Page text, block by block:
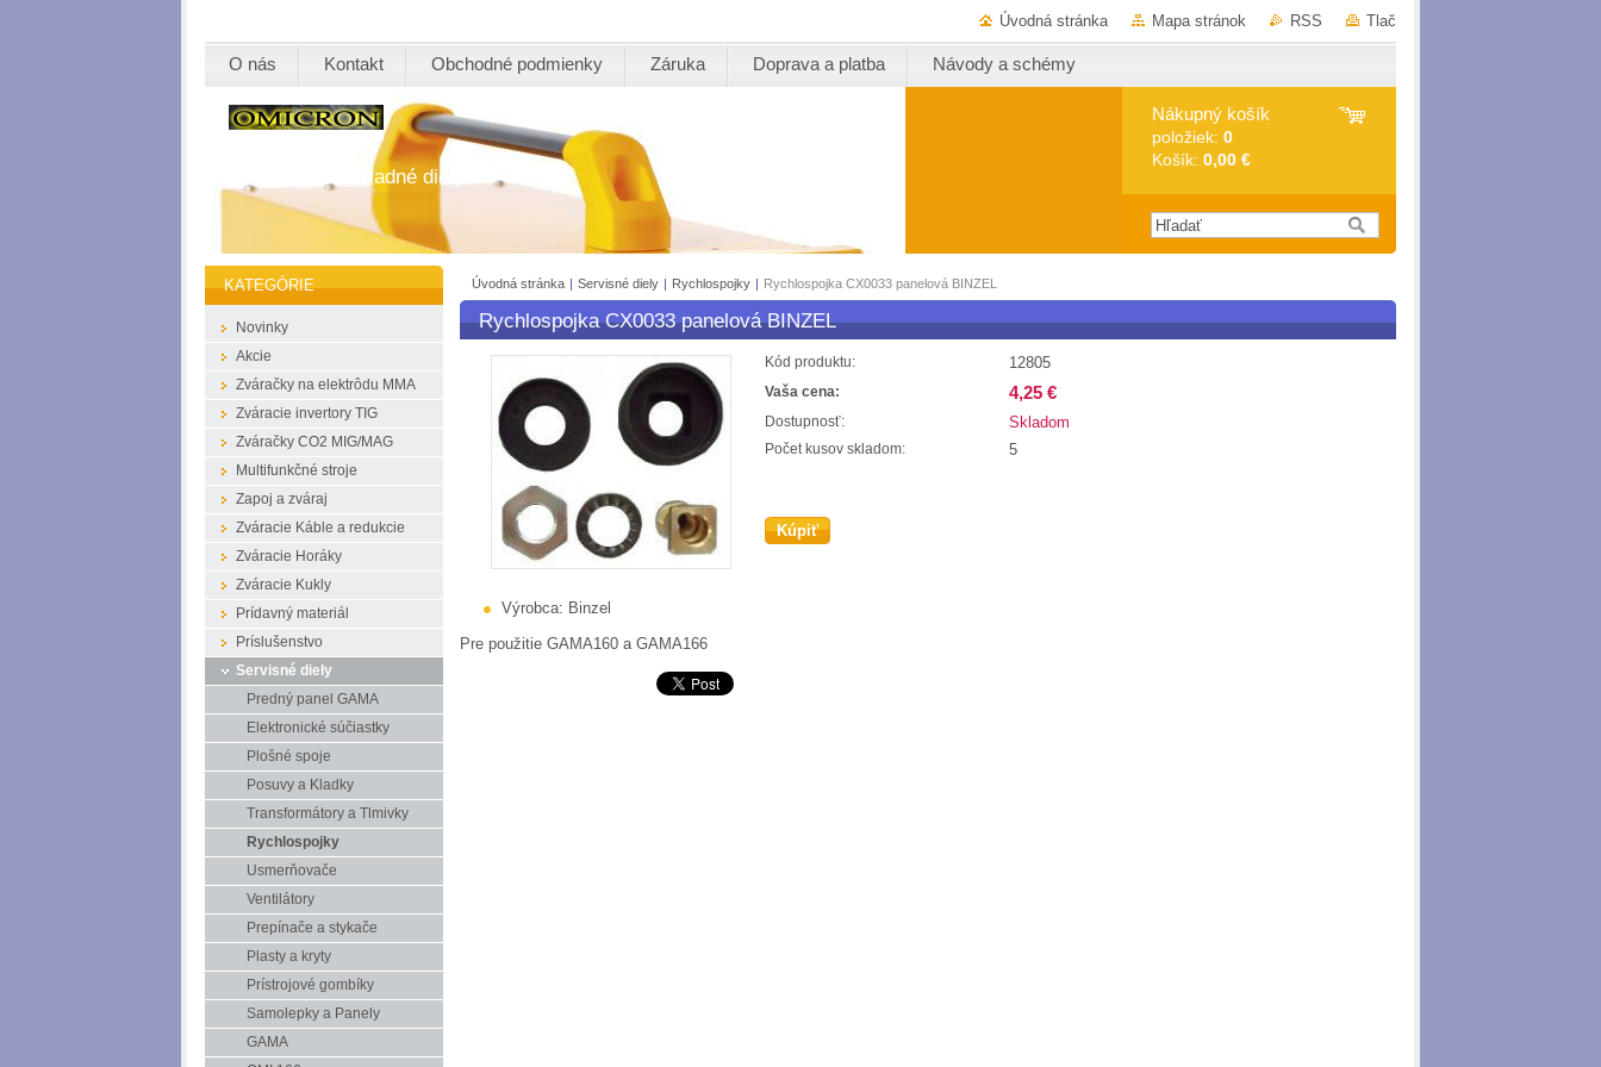
Úvodná stránka Mapa stránok RSS Tlač
O nás Kontakt Obchodné podmienky Záruka Doprava a platba Návody a schémy
Zváračky a náhradné diely
Nákupný košík
položiek: 0
Košík: 0,00 €
Úvodná stránka | Servisné diely | Rychlospojky | Rychlospojka CX0033 panelová BINZEL
Rychlospojka CX0033 panelová BINZEL
Výrobca: Binzel
Kód produktu: 12805
Vaša cena: 4,25 €
Dostupnosť: Skladom
Počet kusov skladom: 5
Kúpiť
Pre použitie GAMA160 a GAMA166
KATEGÓRIE
Novinky
Akcie
Zváračky na elektrôdu MMA
Zváracie invertory TIG
Zváračky CO2 MIG/MAG
Multifunkčné stroje
Zapoj a zváraj
Zváracie Káble a redukcie
Zváracie Horáky
Zváracie Kukly
Prídavný materiál
Príslušenstvo
Servisné diely
Predný panel GAMA
Elektronické súčiastky
Plošné spoje
Posuvy a Kladky
Transformátory a Tlmivky
Rychlospojky
Usmerňovače
Ventilátory
Prepínače a stykače
Plasty a kryty
Prístrojové gombíky
Samolepky a Panely
GAMA